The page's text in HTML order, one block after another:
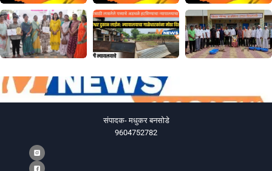
संपादक- मधुकर बनसोडे
9604752782